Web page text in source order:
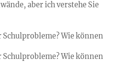
aber ich verstehe Sie
Wie können
Wie können